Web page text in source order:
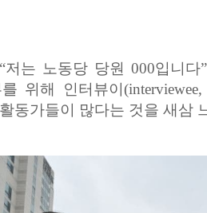
저는 노동당 당원 000입니
위해 인터뷰이
동가들이 많다는 것을 새삼